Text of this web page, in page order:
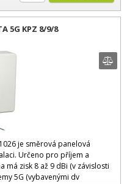
5G KPZ 8/9/8
je směrová panelová
Určeno pro příjem a
má zisk 8 až 9 dBi (v závislosti
5G (vybavenými dv